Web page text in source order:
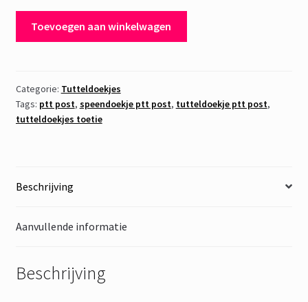
aantal
Toevoegen aan winkelwagen
Categorie: Tutteldoekjes
Tags: ptt post, speendoekje ptt post, tutteldoekje ptt post,
tutteldoekjes toetie
Beschrijving
Aanvullende informatie
Beschrijving